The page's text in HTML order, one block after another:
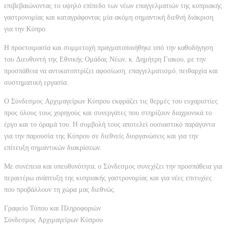
επιβεβαιώνοντας το υψηλό επίπεδο των νέων επαγγελματιών της κυπριακής
γαστρονομίας και καταγράφοντας μία ακόμη σημαντική διεθνή διάκριση
για την Κύπρο.
Η προετοιμασία και συμμετοχή πραγματοποιήθηκε υπό την καθοδήγηση
του Διευθυντή της Εθνικής Ομάδας Νέων, κ. Δημήτρη Γιακου, με την
προσπάθεια να αντικατοπτρίζει αφοσίωση, επαγγελματισμό, πειθαρχία και
συστηματική εργασία.
Ο Σύνδεσμος Αρχιμαγείρων Κύπρου εκφράζει τις θερμές του ευχαριστίες
προς όλους τους χορηγούς και συνεργάτες που στηρίζουν διαχρονικά το
έργο και το όραμά του. Η συμβολή τους αποτελεί ουσιαστικό παράγοντα
για την παρουσία της Κύπρου σε διεθνείς διοργανώσεις και για την
επίτευξη σημαντικών διακρίσεων.
Με συνέπεια και υπευθυνότητα, ο Σύνδεσμος συνεχίζει την προσπάθεια για
περαιτέρω ανάπτυξη της κυπριακής γαστρονομίας και για νέες επιτυχίες
που προβάλλουν τη χώρα μας διεθνώς.
Γραφείο Τύπου και Πληροφοριών
Σύνδεσμος Αρχιμαγείρων Κύπρου